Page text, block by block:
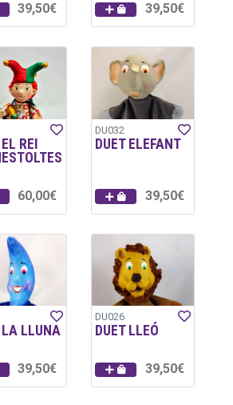
39,50€ 39,50€
REI
60,00€
DU032
DUET ELEFANT
39,50€
LA LLUNA
39,50€
DU026
DUET LLEÓ
39,50€